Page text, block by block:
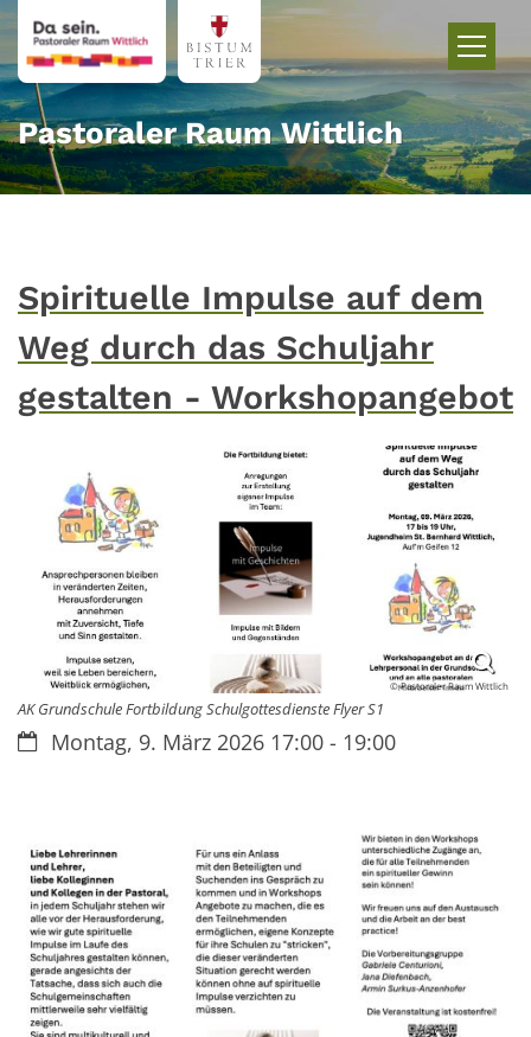
Zum Inhalt springen
Pastoraler Raum Wittlich
Spirituelle Impulse auf dem
Weg durch das Schuljahr
gestalten - Workshopangebot
© Pastoraler Raum Wittlich
AK Grundschule Fortbildung Schulgottesdienste Flyer S1
Datum:Montag, 9. März 2026 17:00 - 19:00